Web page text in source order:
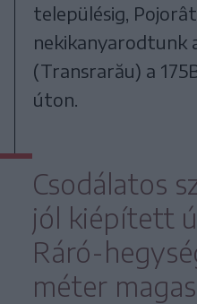
településig,
nekikanyarodtunk
(Transrarău) a
úton.
Csodálatos
jól kiépített
Ráró-
méter